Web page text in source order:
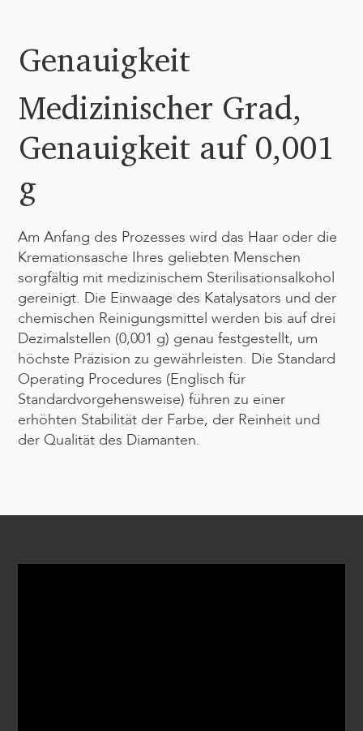
Genauigkeit
Medizinischer Grad,
Genauigkeit auf 0,001
g
Am Anfang des Prozesses wird das Haar oder die
Kremationsasche Ihres geliebten Menschen
sorgfältig mit medizinischem Sterilisationsalkohol
gereinigt. Die Einwaage des Katalysators und der
chemischen Reinigungsmittel werden bis auf drei
Dezimalstellen (0,001 g) genau festgestellt, um
höchste Präzision zu gewährleisten. Die Standard
Operating Procedures (Englisch für
Standardvorgehensweise) führen zu einer
erhöhten Stabilität der Farbe, der Reinheit und
der Qualität des Diamanten.